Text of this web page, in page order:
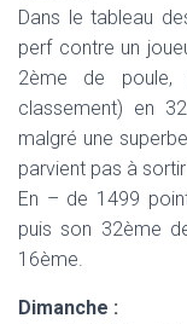
Dans le tableau
perf contre un
2ème de poule,
classement) en
malgré une
parvient pas à
En – de 1499
puis son 32ème
16ème.
Dimanche :